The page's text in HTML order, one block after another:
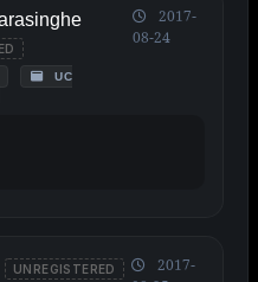
UC
2017-
08-24
UNREGISTERED
2017-